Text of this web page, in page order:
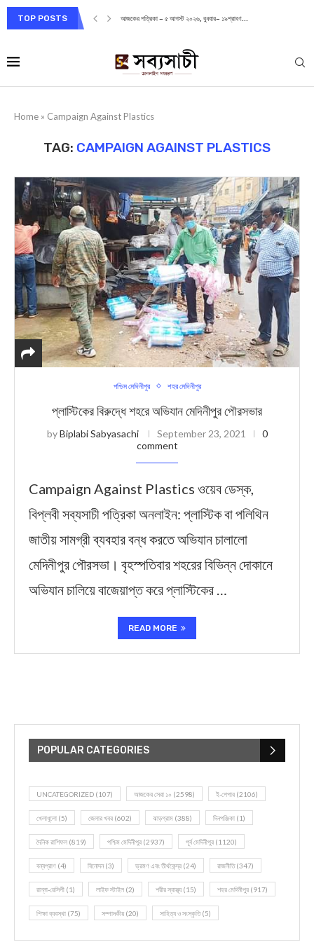
TOP POSTS আজকের পত্রিকা – ৫ আগস্ট ২০২৬, বুধবার– ১৯শ্রাবণ...
Home » Campaign Against Plastics
TAG: CAMPAIGN AGAINST PLASTICS
পশ্চিম মেদিনীপুর শহর মেদিনীপুর
প্লাস্টিকের বিরুদ্ধে শহরে অভিযান মেদিনীপুর পৌরসভার
byBiplabi Sabyasachi September 23, 2021
0
comment
Campaign Against Plastics ওয়েব ডেস্ক,
বিপ্লবী সব্যসাচী পত্রিকা অনলাইন: প্লাস্টিক বা পলিথিন
জাতীয় সামগ্রী ব্যবহার বন্ধ করতে অভিযান চালালো
মেদিনীপুর পৌরসভা। বৃহস্পতিবার শহরের বিভিন্ন দোকানে
অভিযান চালিয়ে বাজেয়াপ্ত করে প্লাস্টিকের …
READ MORE
POPULAR CATEGORIES
UNCATEGORIZED (107) আজকের সেরা ১০ (2598) ই-পেপার (2106)
খেলাধূলো (5) জেলার খবর (602) ঝাড়গ্রাম (388) দিনপঞ্জিকা (1)
দৈনিক রাশিফল (819) পশ্চিম মেদিনীপুর (2937) পূর্ব মেদিনীপুর (1120)
বন্যপ্রাণ (4) বিনোদন(3) ভ্রমণ এবং তীর্থকেন্দ্র (24) রাজনীতি(347)
রান্না-রেসিপী (1) লাইফ স্টাইল (2) শরীর স্বাস্থ্য (15) শহর মেদিনীপুর (917)
শিক্ষা ব্যবস্থা (75) সম্পাদকীয় (20) সাহিত্য ও সংস্কৃতি(5)